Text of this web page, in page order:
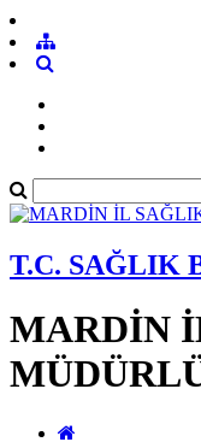
T.C. SAĞLIK
MARDİN